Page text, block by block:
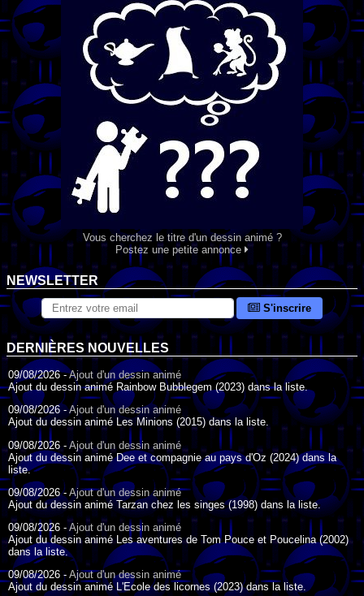
Vous cherchez le titre d'un dessin animé ?
Postez une petite annonce
NEWSLETTER
S'inscrire
DERNIÈRES NOUVELLES
09/08/2026 -Ajout d'un dessin animé
Ajout du dessin animé Rainbow Bubblegem (2023) dans la liste.
09/08/2026 -Ajout d'un dessin animé
Ajout du dessin animé Les Minions (2015) dans la liste.
09/08/2026 - Ajout d'un dessin animé
Ajout du dessin animé Dee et compagnie au pays d'Oz (2024) dans la
liste.
09/08/2026 - Ajout d'un dessin animé
Ajout du dessin animé Tarzan chez les singes (1998) dans la liste.
09/08/2026 - Ajout d'un dessin animé
Ajout du dessin animé Les aventures de Tom Pouce et Poucelina (2002)
dans la liste.
09/08/2026 - Ajout d'un dessin animé
Ajout du dessin animé L'Ecole des licornes (2023) dans la liste.